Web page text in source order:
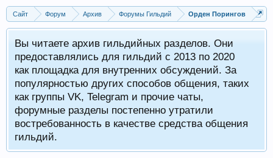
Сайт Форум Архив Форумы Гильдий Орден Порингов
Вы читаете архив гильдийных разделов. Они
предоставлялись для гильдий с 2013 по 2020
как площадка для внутренних обсуждений. За
популярностью других способов общения, таких
как группы VK, Telegram и прочие чаты,
форумные разделы постепенно утратили
востребованность в качестве средства общения
гильдий.